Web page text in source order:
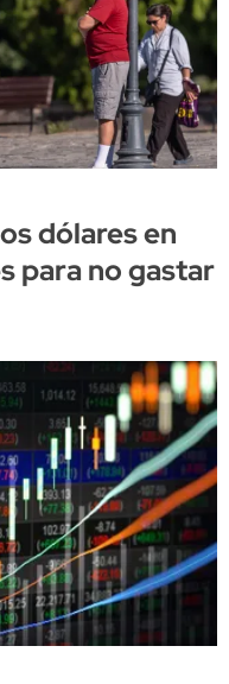
dólares en
para no gastar